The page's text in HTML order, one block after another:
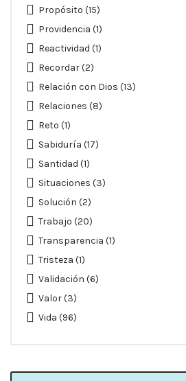
Propósito (15)
Providencia (1)
Reactividad (1)
Recordar(2)
Relación con Dios (13)
Relaciones (8)
Reto (1)
Sabiduría (17)
Santidad (1)
Situaciones (3)
Solución (2)
Trabajo (20)
Transparencia (1)
Tristeza (1)
Validación (6)
Valor(3)
Vida (96)